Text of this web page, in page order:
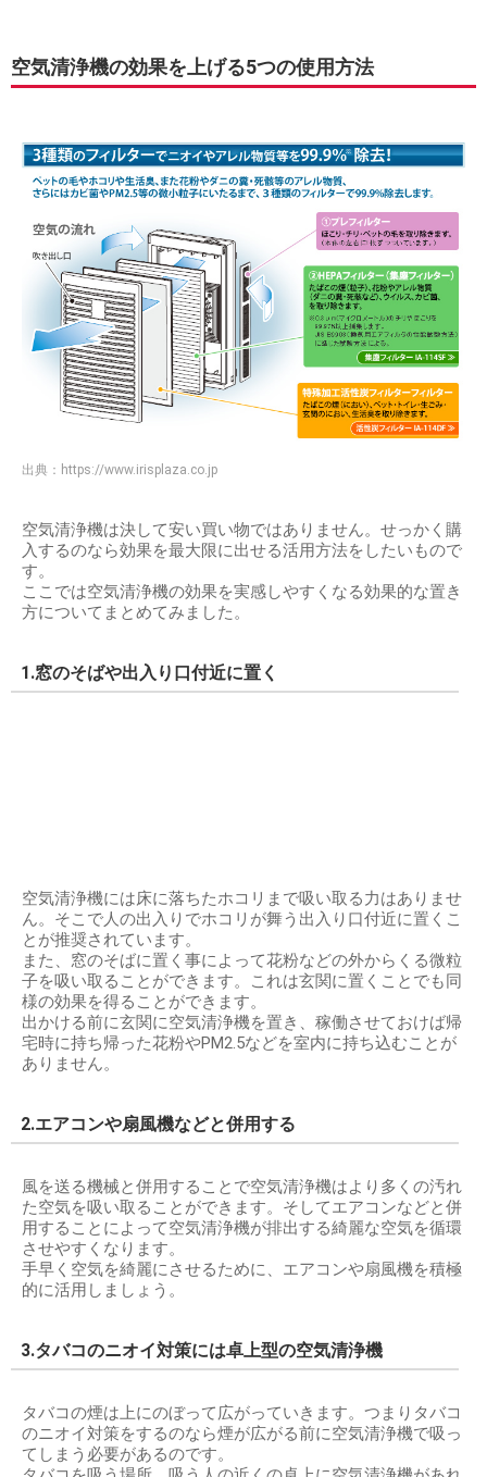
空気清浄機の効果を上げる5つの使用方法
出典： https://www.irisplaza.co.jp
空気清浄機は決して安い買い物ではありません。せっかく購
入するのなら効果を最大限に出せる活用方法をしたいもので
す。
ここでは空気清浄機の効果を実感しやすくなる効果的な置き
方についてまとめてみました。
1.窓のそばや出入り口付近に置く
空気清浄機には床に落ちたホコリまで吸い取る力はありませ
ん。そこで人の出入りでホコリが舞う出入り口付近に置くこ
とが推奨されています。
また、窓のそばに置く事によって花粉などの外からくる微粒
子を吸い取ることができます。これは玄関に置くことでも同
様の効果を得ることができます。
出かける前に玄関に空気清浄機を置き、稼働させておけば帰
宅時に持ち帰った花粉やPM2.5などを室内に持ち込むことが
ありません。
2.エアコンや扇風機などと併用する
風を送る機械と併用することで空気清浄機はより多くの汚れ
た空気を吸い取ることができます。そしてエアコンなどと併
用することによって空気清浄機が排出する綺麗な空気を循環
させやすくなります。
手早く空気を綺麗にさせるために、エアコンや扇風機を積極
的に活用しましょう。
3.タバコのニオイ対策には卓上型の空気清浄機
タバコの煙は上にのぼって広がっていきます。つまりタバコ
のニオイ対策をするのなら煙が広がる前に空気清浄機で吸っ
てしまう必要があるのです。